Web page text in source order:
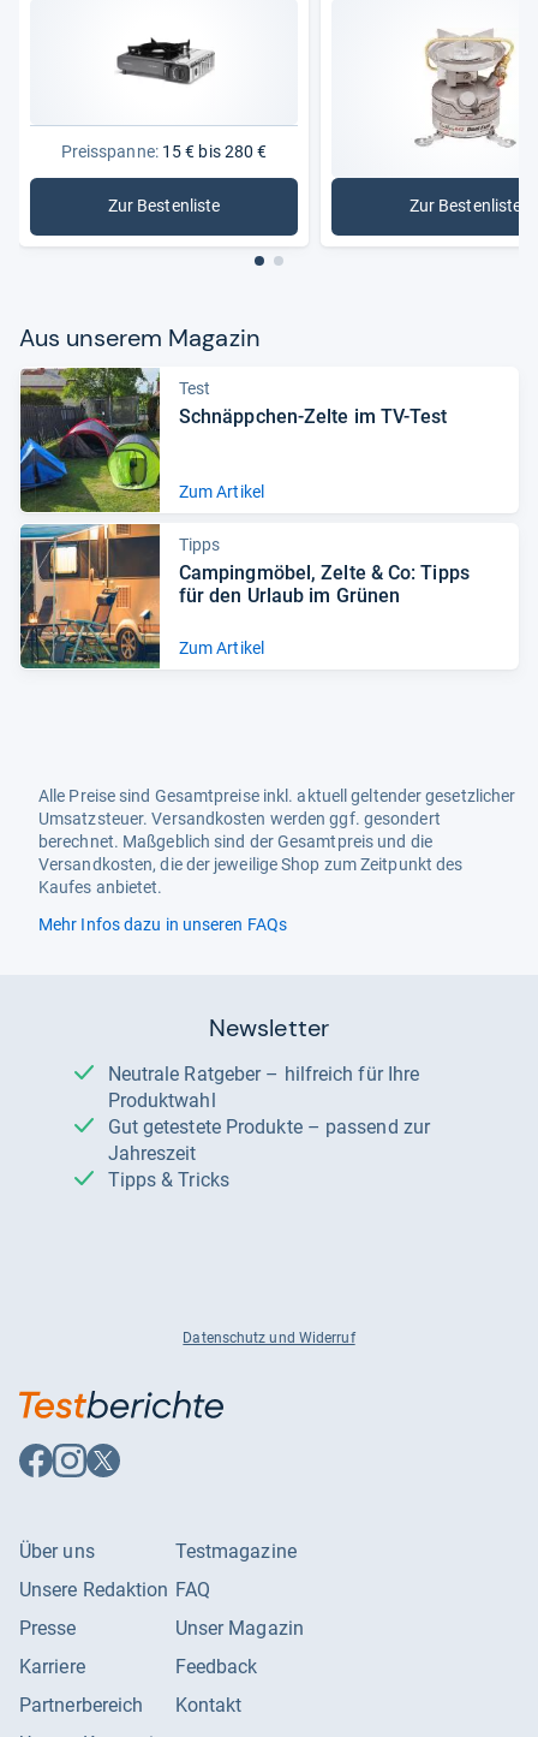
Preisspanne:15 € bis 280 €
Zur Bestenliste: Campingkocher Zur Bestenliste
:
Aus unse­rem Maga­zin
Test
Schnäpp­chen-​Zelte im TV-​Test
Zum Artikel
Tipps
Cam­ping­mö­bel, Zelte & Co: Tipps
für den Urlaub im Grü­nen
Zum Artikel
Alle Preise sind Gesamtpreise inkl. aktuell geltender gesetzlicher
Umsatzsteuer. Versandkosten werden ggf. gesondert
berechnet. Maßgeblich sind der Gesamtpreis und die
Versandkosten, die der jeweilige Shop zum Zeitpunkt des
Kaufes anbietet.
Mehr Infos dazu in unseren FAQs
Newsletter
Neutrale Ratgeber – hilfreich für Ihre
Produktwahl
Gut getestete Produkte – passend zur
Jahreszeit
Tipps & Tricks
Datenschutz und Widerruf
Auf
Facebook
Auf
Instagram
Auf
X
Über uns
Unsere Redaktion
Presse
Karriere
Partnerbereich
Testmagazine
FAQ
Unser Magazin
Feedback
Kontakt